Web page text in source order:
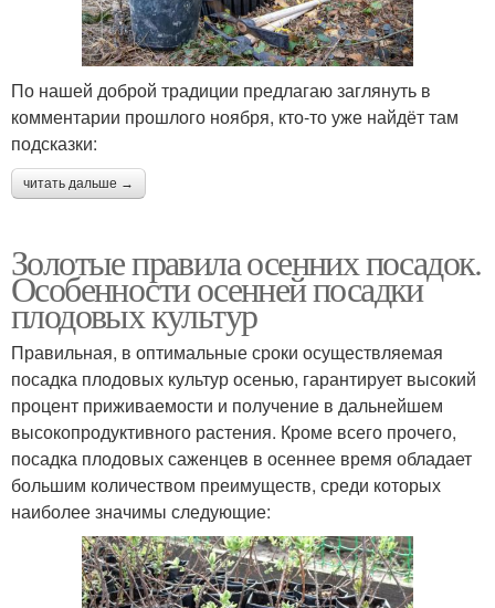
По нашей доброй традиции предлагаю заглянуть в
комментарии прошлого ноября, кто-то уже найдёт там
подсказки:
читать дальше →
Золотые правила осенних посадок.
Особенности осенней посадки
плодовых культур
Правильная, в оптимальные сроки осуществляемая
посадка плодовых культур осенью, гарантирует высокий
процент приживаемости и получение в дальнейшем
высокопродуктивного растения. Кроме всего прочего,
посадка плодовых саженцев в осеннее время обладает
большим количеством преимуществ, среди которых
наиболее значимы следующие: